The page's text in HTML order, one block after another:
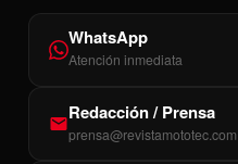
WhatsApp
Atención inmediata
Redacción / Prensa
prensa@revistamototec.com